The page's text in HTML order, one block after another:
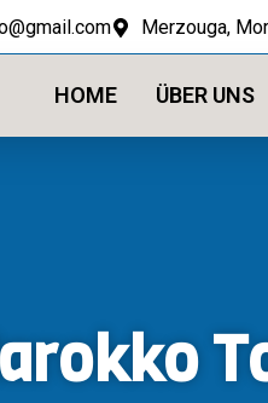
Merzouga,
HOME ÜBER UNS